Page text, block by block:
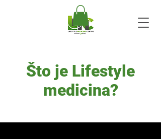
Što je Lifestyle
medicina?